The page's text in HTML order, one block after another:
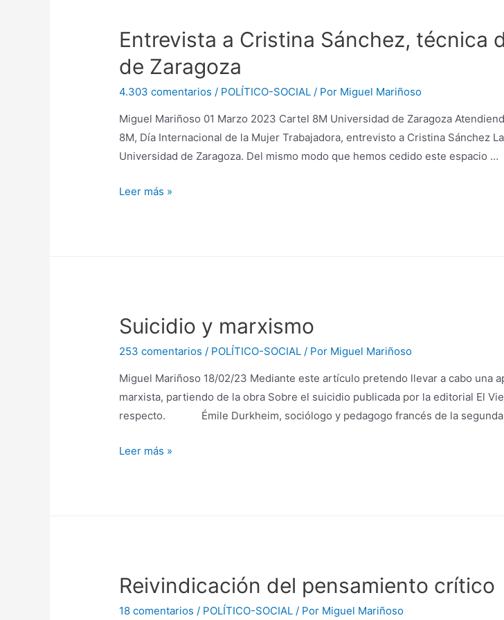
Entrevista a Cristina Sánchez, técnica
de Zaragoza
4.303 comentarios / POLÍTICO-SOCIAL / Por Miguel Mariñoso
Miguel Mariñoso 01 Marzo 2023 Cartel 8M Universidad de Zaragoza
8M, Día Internacional de la Mujer Trabajadora, entrevisto a Cristina Sánchez
Universidad de Zaragoza. Del mismo modo que hemos cedido este espacio …
Entrevista
de
Universidad
de
Zaragoza
Leer más »
Suicidio y marxismo
253 comentarios / POLÍTICO-SOCIAL / Por Miguel Mariñoso
Miguel Mariñoso 18/02/23 Mediante este artículo pretendo llevar a cabo una
marxista, partiendo de la obra Sobre el suicidio publicada por la editorial El
respecto. Émile Durkheim, sociólogo y pedagogo francés de la
Suicidio
Leer más »
Reivindicación del pensamiento crítico
18 comentarios / POLÍTICO-SOCIAL / Por Miguel Mariñoso